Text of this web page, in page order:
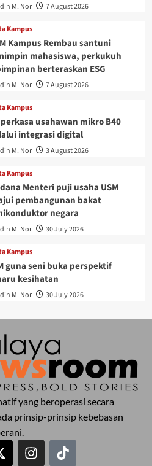
M. Nor 7 August 2026
Kampus
Kampus Rembau santuni
mahasiswa, perkukuh
berteraskan ESG
M. Nor 7 August 2026
Kampus
perkasa usahawan mikro B40
integrasi digital
M. Nor 3 August 2026
Kampus
Menteri puji usaha USM
pembangunan bakat
negara
M. Nor 30 July 2026
Kampus
guna seni buka perspektif
kesihatan
M. Nor 30 July 2026
yang beroperasi secara
prinsip-prinsip kebebasan